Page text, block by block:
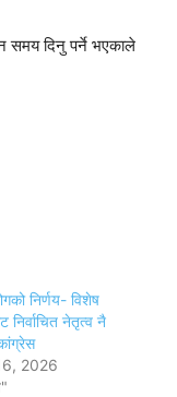
समय दिनु पर्ने भएकाले
निर्णय- विशेष
निर्वाचित नेतृत्व नै
2026